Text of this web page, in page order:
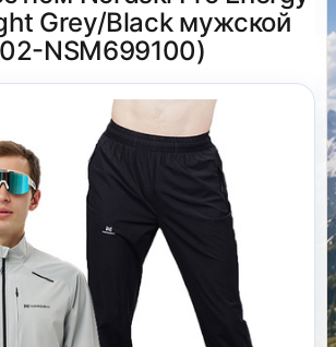
Grey/Black мужской
NSM699100)